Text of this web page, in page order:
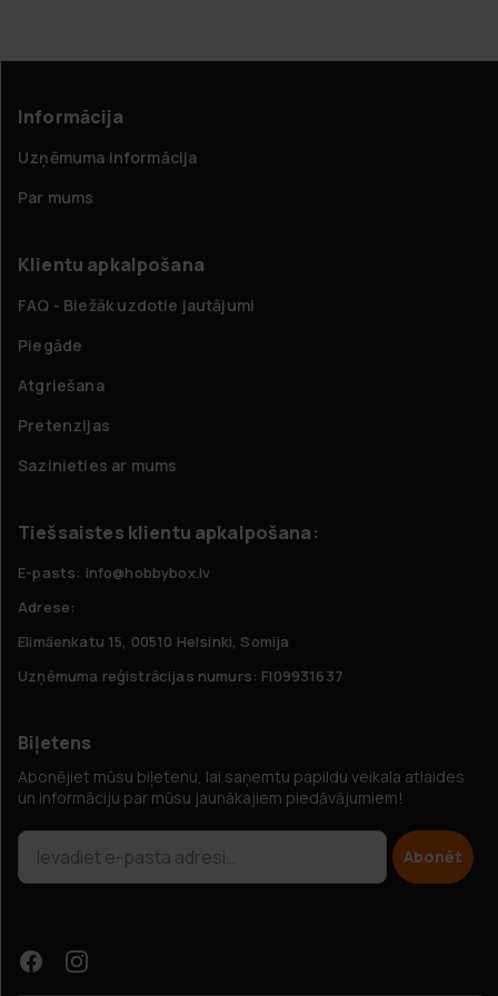
Informācija
Uzņēmuma informācija
Par mums
Klientu apkalpošana
FAQ - Biežāk uzdotie jautājumi
Piegāde
Atgriešana
Pretenzijas
Sazinieties ar mums
Tiešsaistes klientu apkalpošana:
E-pasts: info@hobbybox.lv
Adrese:
Elimäenkatu 15, 00510 Helsinki, Somija
Uzņēmuma reģistrācijas numurs: FI09931637
Biļetens
Abonējiet mūsu biļetenu, lai saņemtu papildu veikala atlaides
un informāciju par mūsu jaunākajiem piedāvājumiem!
Abonēt